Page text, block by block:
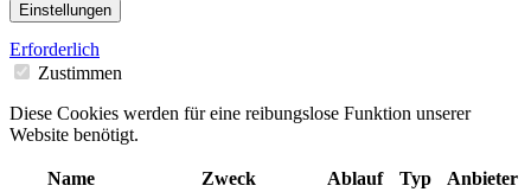
Einstellungen
Erforderlich
Zustimmen
Diese Cookies werden für eine reibungslose Funktion unserer
Website benötigt.
Name Zweck Ablauf Typ Anbieter